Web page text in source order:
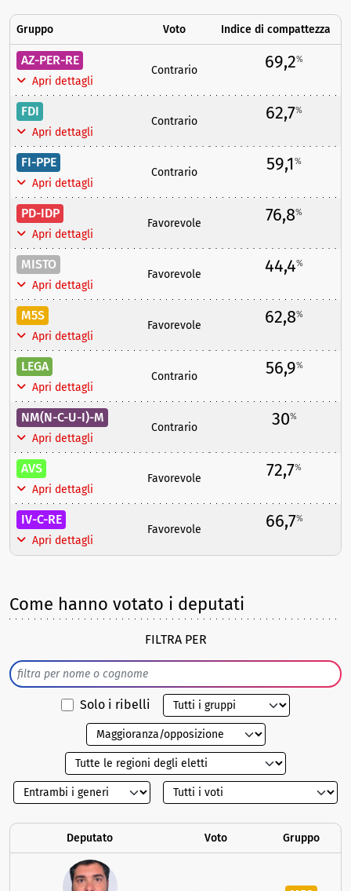
Gruppo Voto Indice di compattezza
AZ-PER-RE
Apri dettagli
Contrario 69,2%
FDI
Apri dettagli
Contrario 62,7%
FI-PPE
Apri dettagli
Contrario 59,1%
PD-IDP
Apri dettagli
Favorevole 76,8%
MISTO
Apri dettagli
Favorevole 44,4%
M5S
Apri dettagli
Favorevole 62,8%
LEGA
Apri dettagli
Contrario 56,9%
NM(N-C-U-I)-M
Apri dettagli
Contrario 30%
AVS
Apri dettagli
Favorevole 72,7%
IV-C-RE
Apri dettagli
Favorevole 66,7%
Come hanno votato i deputati
FILTRA PER
Solo i ribelli
Deputato Voto Gruppo